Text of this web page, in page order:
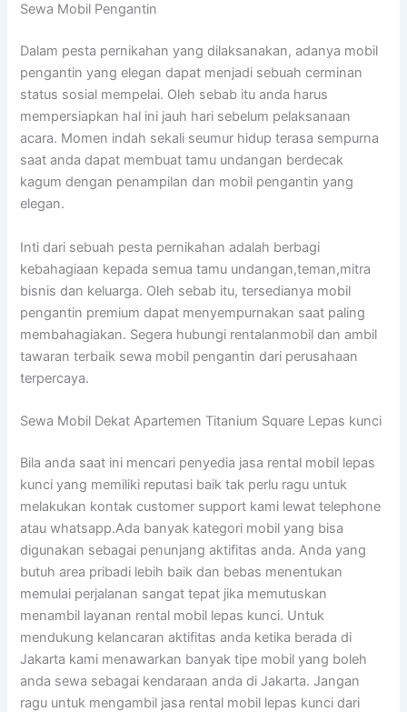
Sewa Mobil Pengantin
Dalam pesta pernikahan yang dilaksanakan, adanya mobil
pengantin yang elegan dapat menjadi sebuah cerminan
status sosial mempelai. Oleh sebab itu anda harus
mempersiapkan hal ini jauh hari sebelum pelaksanaan
acara. Momen indah sekali seumur hidup terasa sempurna
saat anda dapat membuat tamu undangan berdecak
kagum dengan penampilan dan mobil pengantin yang
elegan.
Inti dari sebuah pesta pernikahan adalah berbagi
kebahagiaan kepada semua tamu undangan,teman,mitra
bisnis dan keluarga. Oleh sebab itu, tersedianya mobil
pengantin premium dapat menyempurnakan saat paling
membahagiakan. Segera hubungi rentalanmobil dan ambil
tawaran terbaik sewa mobil pengantin dari perusahaan
terpercaya.
Sewa Mobil Dekat Apartemen Titanium Square Lepas kunci
Bila anda saat ini mencari penyedia jasa rental mobil lepas
kunci yang memiliki reputasi baik tak perlu ragu untuk
melakukan kontak customer support kami lewat telephone
atau whatsapp.Ada banyak kategori mobil yang bisa
digunakan sebagai penunjang aktifitas anda. Anda yang
butuh area pribadi lebih baik dan bebas menentukan
memulai perjalanan sangat tepat jika memutuskan
menambil layanan rental mobil lepas kunci. Untuk
mendukung kelancaran aktifitas anda ketika berada di
Jakarta kami menawarkan banyak tipe mobil yang boleh
anda sewa sebagai kendaraan anda di Jakarta. Jangan
ragu untuk mengambil jasa rental mobil lepas kunci dari